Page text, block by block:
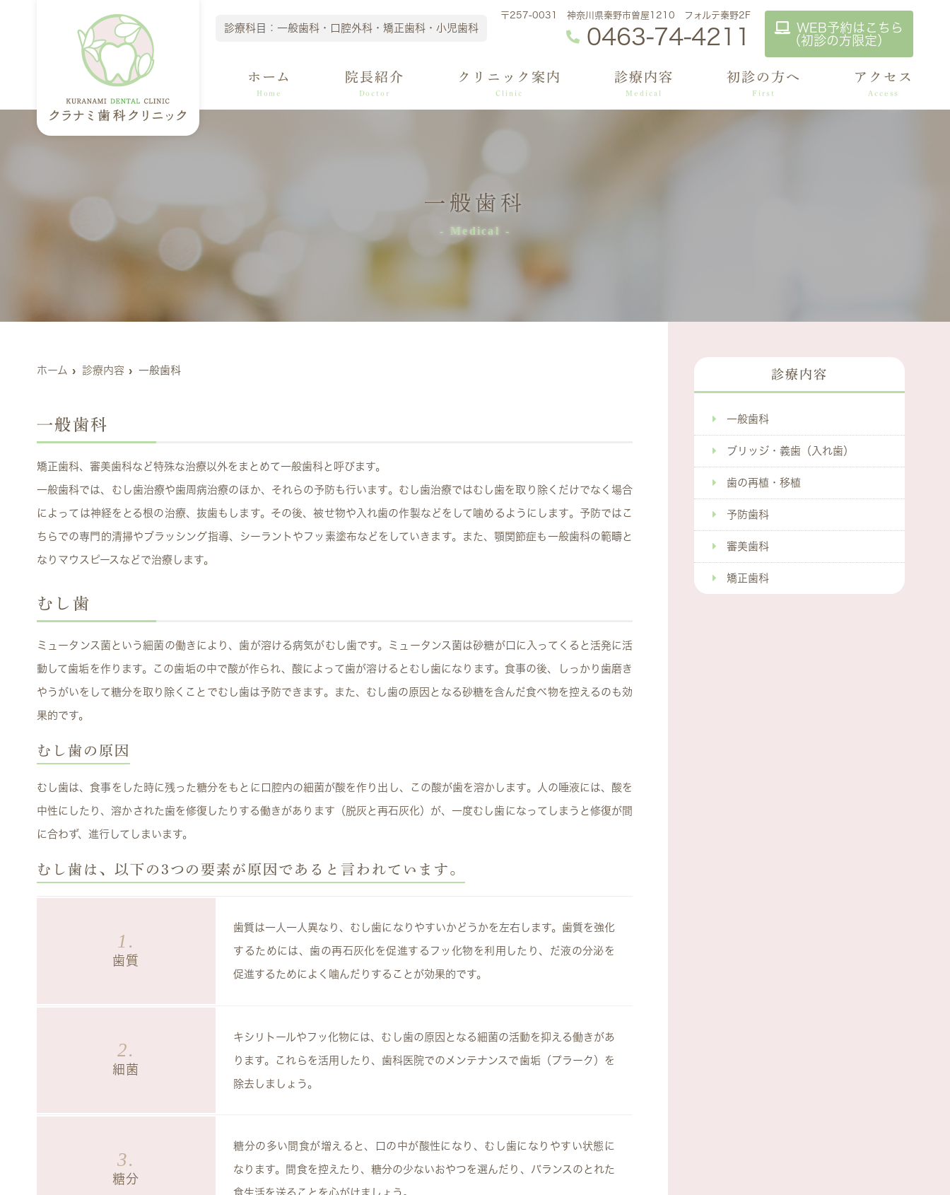
診療科目：一般歯科・口腔外科・矯正歯科・小児歯科
〒257-0031 神奈川県秦野市曽屋1210 フォルテ秦野2F
0463-74-4211
WEB予約はこちら
（初診の方限定）
ホーム
Home
院長紹介
Doctor
クリニック案内
Clinic
診療内容
Medical
初診の方へ
First
アクセス
Access
一般歯科
Medical
ホーム 診療内容 一般歯科
一般歯科
矯正歯科、審美歯科など特殊な治療以外をまとめて一般歯科と呼びます。
一般歯科では、むし歯治療や歯周病治療のほか、それらの予防も行います。むし歯治療ではむし歯を取り除くだけでなく場合
によっては神経をとる根の治療、抜歯もします。その後、被せ物や入れ歯の作製などをして噛めるようにします。予防ではこ
ちらでの専門的清掃やブラッシング指導、シーラントやフッ素塗布などをしていきます。また、顎関節症も一般歯科の範疇と
なりマウスピースなどで治療します。
むし歯
ミュータンス菌という細菌の働きにより、歯が溶ける病気がむし歯です。ミュータンス菌は砂糖が口に入ってくると活発に活
動して歯垢を作ります。この歯垢の中で酸が作られ、酸によって歯が溶けるとむし歯になります。食事の後、しっかり歯磨き
やうがいをして糖分を取り除くことでむし歯は予防できます。また、むし歯の原因となる砂糖を含んだ食べ物を控えるのも効
果的です。
むし歯の原因
むし歯は、食事をした時に残った糖分をもとに口腔内の細菌が酸を作り出し、この酸が歯を溶かします。人の唾液には、酸を
中性にしたり、溶かされた歯を修復したりする働きがあります（脱灰と再石灰化）が、一度むし歯になってしまうと修復が間
に合わず、進行してしまいます。
むし歯は、以下の3つの要素が原因であると言われています。
1.
歯質
歯質は一人一人異なり、むし歯になりやすいかどうかを左右します。歯質を強化
するためには、歯の再石灰化を促進するフッ化物を利用したり、だ液の分泌を
促進するためによく噛んだりすることが効果的です。
2.
細菌
キシリトールやフッ化物には、むし歯の原因となる細菌の活動を抑える働きがあ
ります。これらを活用したり、歯科医院でのメンテナンスで歯垢（プラーク）を
除去しましょう。
3.
糖分
糖分の多い間食が増えると、口の中が酸性になり、むし歯になりやすい状態に
なります。間食を控えたり、糖分の少ないおやつを選んだり、バランスのとれた
食生活を送ることを心がけましょう。
診療内容
一般歯科
ブリッジ・義歯（入れ歯）
歯の再植・移植
予防歯科
審美歯科
矯正歯科